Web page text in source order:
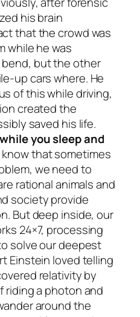
his brain
that the crowd was
while he was
but the other
up cars where. He
of this while driving,
created the
saved his life.
you sleep and
know that sometimes
we need to
rational animals and
society provide
But deep inside, our
24×7, processing
solve our deepest
Einstein loved telling
relativity by
riding a photon and
around the